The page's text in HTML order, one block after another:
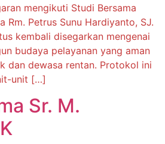
mengikuti Studi Bersama
Rm. Petrus Sunu Hardiyanto, SJ.
kembali disegarkan mengenai
budaya pelayanan yang aman
dan dewasa rentan. Protokol ini
unit […]
Sr. M.